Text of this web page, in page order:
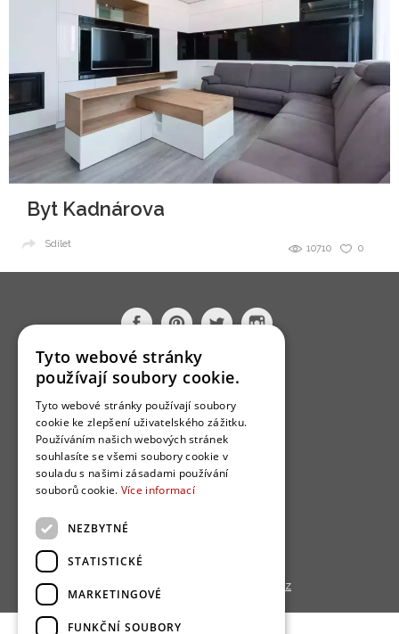
Byt Kadnárova
0
10710
Sdílet
O nás
Bydlo programy
Jak se zapojit?
Uživatelské podmínky
Ochrana osobních údajú
Copyright © 2013 - 2026, Bydlo.cz
Tyto webové stránky
používají soubory cookie.
Tyto webové stránky používají soubory
cookie ke zlepšení uživatelského zážitku.
Používáním našich webových stránek
souhlasíte se všemi soubory cookie v
souladu s našimi zásadami používání
souborů cookie. Více informací
NEZBYTNÉ
STATISTICKÉ
MARKETINGOVÉ
FUNKČNÍ SOUBORY